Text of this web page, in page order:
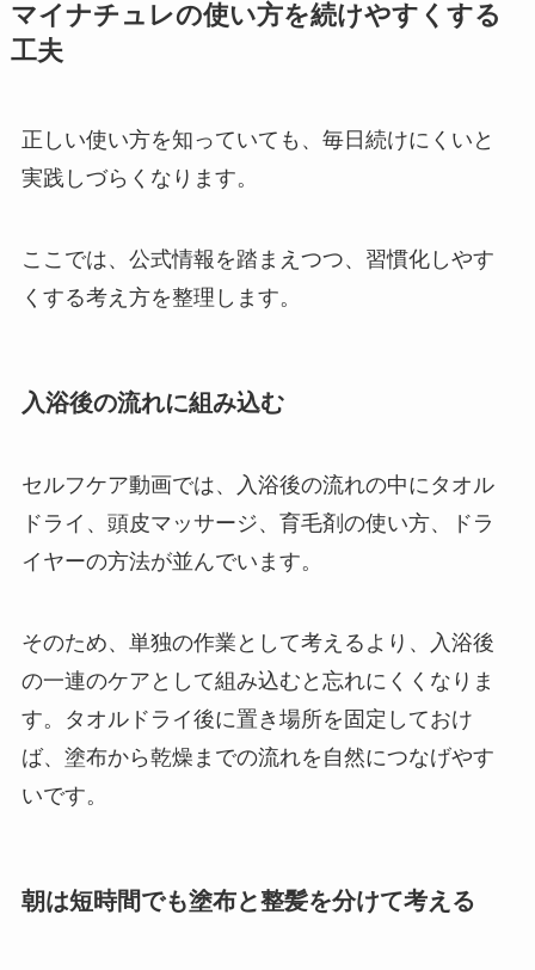
マイナチュレの使い方を続けやすくする
工夫
正しい使い方を知っていても、毎日続けにくいと
実践しづらくなります。
ここでは、公式情報を踏まえつつ、習慣化しやす
くする考え方を整理します。
入浴後の流れに組み込む
セルフケア動画では、入浴後の流れの中にタオル
ドライ、頭皮マッサージ、育毛剤の使い方、ドラ
イヤーの方法が並んでいます。
そのため、単独の作業として考えるより、入浴後
の一連のケアとして組み込むと忘れにくくなりま
す。タオルドライ後に置き場所を固定しておけ
ば、塗布から乾燥までの流れを自然につなげやす
いです。
朝は短時間でも塗布と整髪を分けて考える